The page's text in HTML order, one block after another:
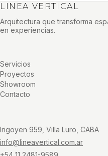
LINEA VERTICAL
Arquitectura que transforma
en experiencias.
Servicios
Proyectos
Showroom
Contacto
Irigoyen 959, Villa Luro, CABA
info@lineavertical.com.ar